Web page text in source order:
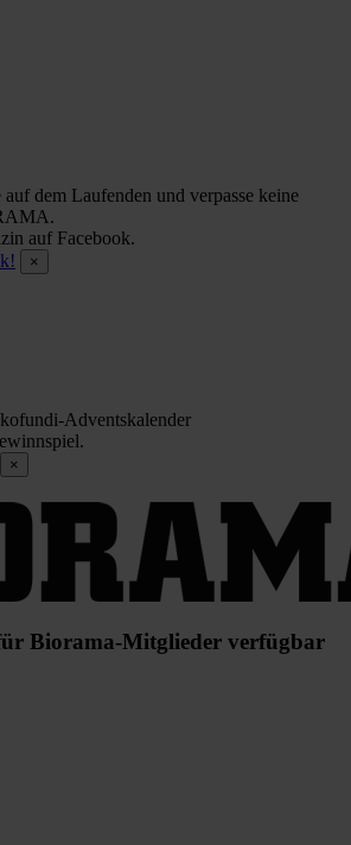
auf dem Laufenden und verpasse keine
auf Facebook.
×
Adventskalender
×
Biorama-Mitglieder verfügbar